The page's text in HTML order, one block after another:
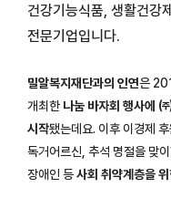
건강기능식품, 생활건강
전문기업입니다.
밀알복지재단과의 인연은
개최한 나눔 바자회 행사에
시작됐는데요. 이후 이경제
독거어르신, 추석 명절을 맞
장애인 등사회 취약계층을